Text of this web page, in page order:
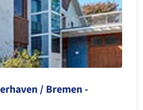
/ Bremen -